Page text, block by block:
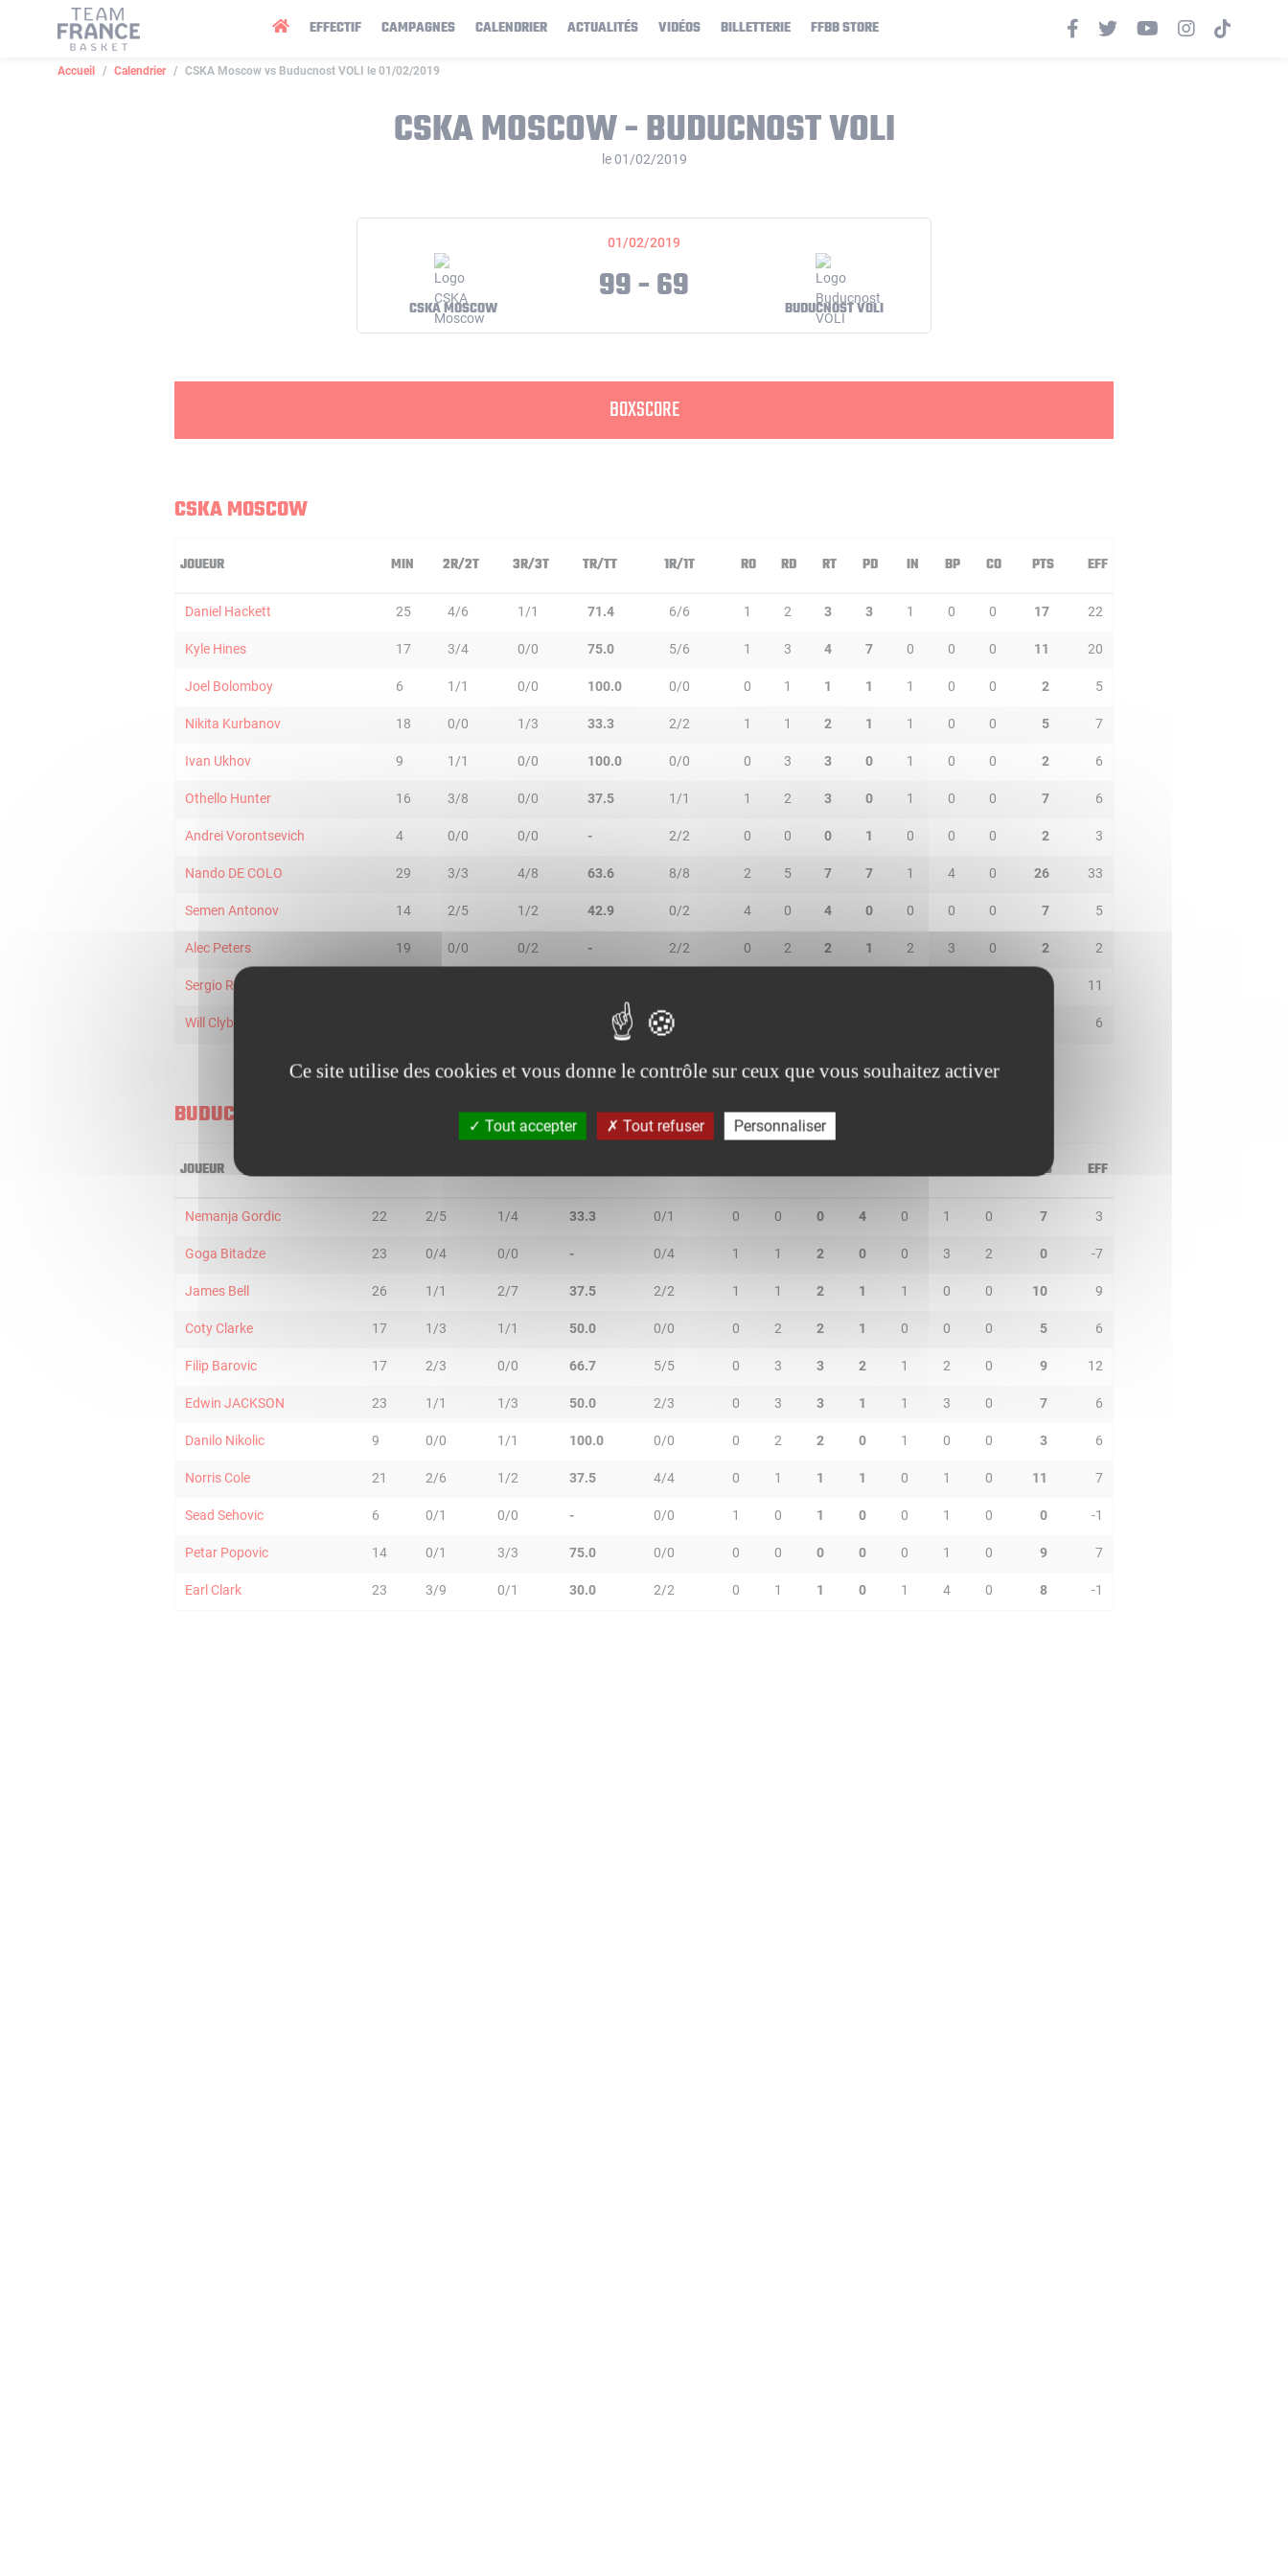
EFFECTIF CAMPAGNES CALENDRIER ACTUALITÉS VIDÉOS BILLETTERIE FFBB STORE
Accueil Calendrier CSKA Moscow vs Buducnost VOLI le 01/02/2019
CSKA MOSCOW - BUDUCNOST VOLI
le 01/02/2019
01/02/2019
CSKA MOSCOW 99 - 69 BUDUCNOST VOLI
BOXSCORE
CSKA MOSCOW
JOUEUR MIN 2R/2T 3R/3T TR/TT 1R/1T RO RD RT PD IN BP CO PTS EFF
Daniel Hackett 25 4/6 1/1 71.4 6/6 1 2 3 3 1 0 0 17 22
Kyle Hines 17 3/4 0/0 75.0 5/6 1 3 4 7 0 0 0 11 20
Joel Bolomboy 6 1/1 0/0 100.0 0/0 0 1 1 1 1 0 0 2 5
Nikita Kurbanov 18 0/0 1/3 33.3 2/2 1 1 2 1 1 0 0 5 7
Ivan Ukhov 9 1/1 0/0 100.0 0/0 0 3 3 0 1 0 0 2 6
Othello Hunter 16 3/8 0/0 37.5 1/1 1 2 3 0 1 0 0 7 6
Andrei Vorontsevich 4 0/0 0/0 - 2/2 0 0 0 1 0 0 0 2 3
Nando DE COLO 29 3/3 4/8 63.6 8/8 2 5 7 7 1 4 0 26 33
Semen Antonov 14 2/5 1/2 42.9 0/2 4 0 4 0 0 0 0 7 5
Alec Peters 19 0/0 0/2 - 2/2 0 2 2 1 2 3 0 2 2
Sergio Rodriguez 11
Will Clyburn 4/6 6
BUDUCNOST VOLI
JOUEUR PTS EFF
Nemanja Gordic 22 2/5 1/4 33.3 0/1 0 0 0 4 0 1 0 7 3
Goga Bitadze 23 0/4 0/0 - 0/4 1 1 2 0 0 3 2 0 -7
James Bell 26 1/1 2/7 37.5 2/2 1 1 2 1 1 0 0 10 9
Coty Clarke 17 1/3 1/1 50.0 0/0 0 2 2 1 0 0 0 5 6
Filip Barovic 17 2/3 0/0 66.7 5/5 0 3 3 2 1 2 0 9 12
Edwin JACKSON 23 1/1 1/3 50.0 2/3 0 3 3 1 1 3 0 7 6
Danilo Nikolic 9 0/0 1/1 100.0 0/0 0 2 2 0 1 0 0 3 6
Norris Cole 21 2/6 1/2 37.5 4/4 0 1 1 1 0 1 0 11 7
Sead Sehovic 6 0/1 0/0 - 0/0 1 0 1 0 0 1 0 0 -1
Petar Popovic 14 0/1 3/3 75.0 0/0 0 0 0 0 0 1 0 9 7
Earl Clark 23 3/9 0/1 30.0 2/2 0 1 1 0 1 4 0 8 -1
Panneau de gestion des cookies
Ce site utilise des cookies et vous donne le contrôle sur ceux que vous souhaitez activer
Tout accepter Tout refuser Personnaliser